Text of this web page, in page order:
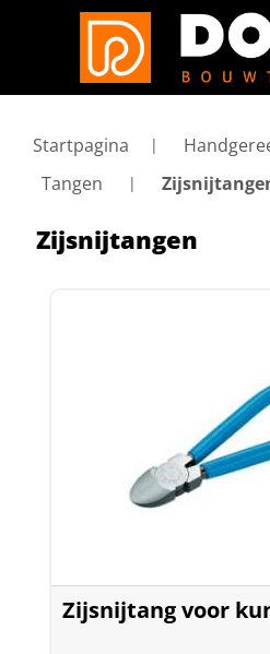
Startpagina
Tangen
Zijsnijtangen
Zijsnijtang voor